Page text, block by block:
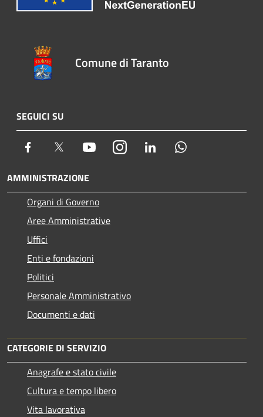
Comune di Taranto
SEGUICI SU
Facebook Twitter YoutubeInstagram LinkedIn
AMMINISTRAZIONE
Organi di Governo
Aree Amministrative
Uffici
Enti e fondazioni
Politici
Personale Amministrativo
Documenti e dati
CATEGORIE DI SERVIZIO
Anagrafe e stato civile
Cultura e tempo libero
Vita lavorativa